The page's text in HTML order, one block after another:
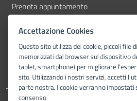
Prenota appuntamento
Segnala disservizio
Seguici su
Accettazione Cookies
Questo sito utilizza dei cookie, piccoli file
memorizzati dal browser sul dispositivo
tablet, smartphone) per migliorare
sito. Utilizzando i nostri servizi, accetti
parte nostra. I cookie verranno impostati
consenso.